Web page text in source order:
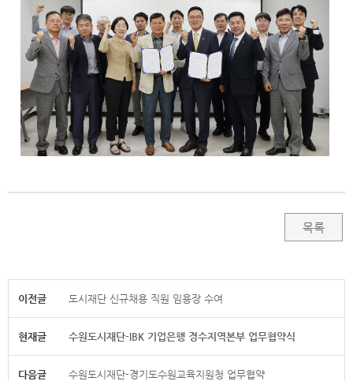
목록
이전글 도시재단 신규채용 직원 임용장 수여
현재글 수원도시재단-IBK 기업은행 경수지역본부 업무협약식
다음글 수원도시재단-경기도수원교육지원청 업무협약